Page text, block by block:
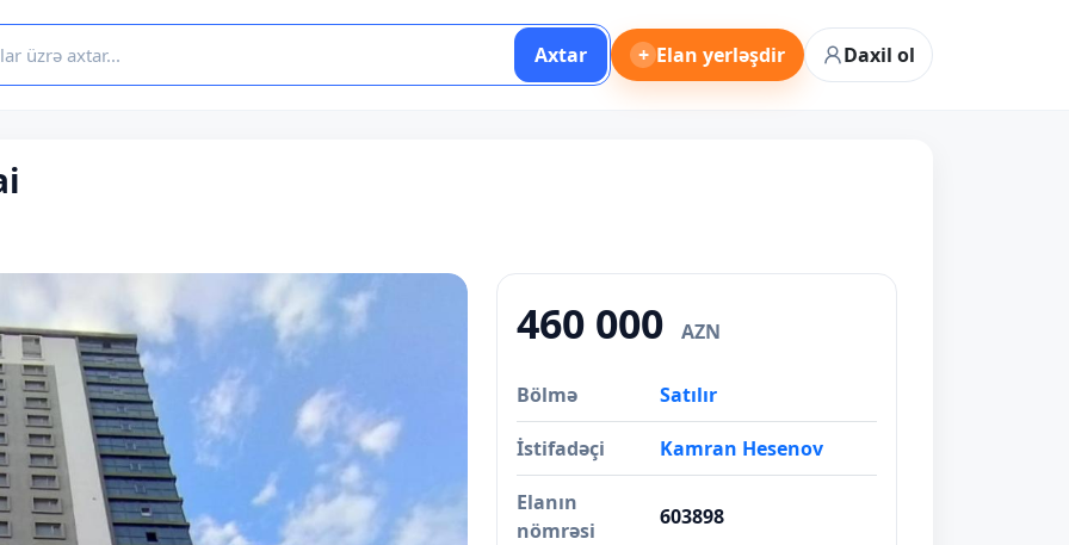
Axtar + Elan yerləşdir Daxil ol
460 000 AZN
Bölmə Satılır
İstifadəçi Kamran Hesenov
Elanın
nömrəsi
603898